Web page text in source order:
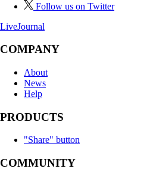
Follow us on Twitter
LiveJournal
COMPANY
About
News
Help
PRODUCTS
"Share" button
COMMUNITY